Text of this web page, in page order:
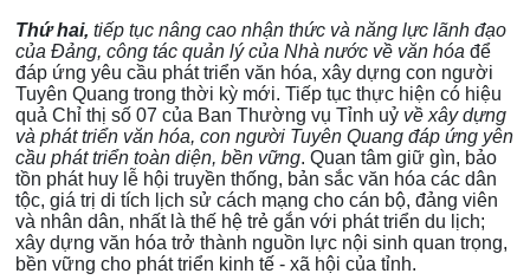
Thứ hai, tiếp tục nâng cao nhận thức và năng lực lãnh đạo
của Đảng, công tác quản lý của Nhà nước về văn hóa để
đáp ứng yêu cầu phát triển văn hóa, xây dựng con người
Tuyên Quang trong thời kỳ mới. Tiếp tục thực hiện có hiệu
quả Chỉ thị số 07 của Ban Thường vụ Tỉnh uỷ về xây dựng
và phát triển văn hóa, con người Tuyên Quang đáp ứng yên
cầu phát triển toàn diện, bền vững. Quan tâm giữ gìn, bảo
tồn phát huy lễ hội truyền thống, bản sắc văn hóa các dân
tộc, giá trị di tích lịch sử cách mạng cho cán bộ, đảng viên
và nhân dân, nhất là thế hệ trẻ gắn với phát triển du lịch;
xây dựng văn hóa trở thành nguồn lực nội sinh quan trọng,
bền vững cho phát triển kinh tế - xã hội của tỉnh.